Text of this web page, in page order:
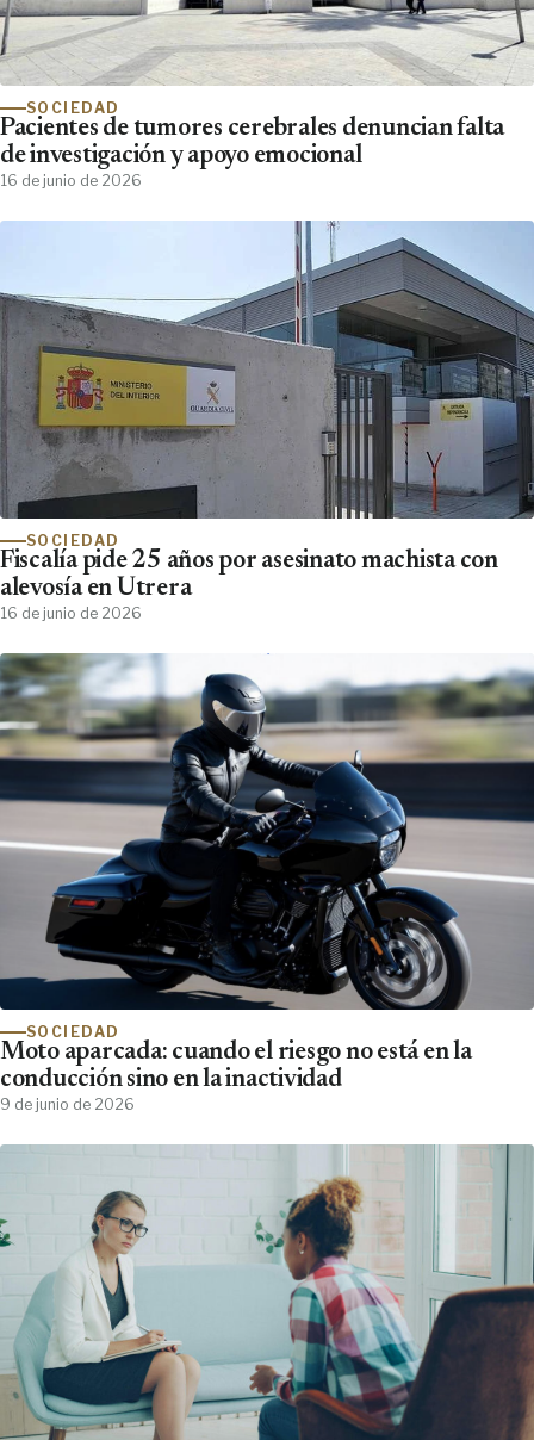
SOCIEDAD
Pacientes de tumores cerebrales denuncian falta
de investigación y apoyo emocional
16 de junio de 2026
SOCIEDAD
Fiscalía pide 25 años por asesinato machista con
alevosía en Utrera
16 de junio de 2026
SOCIEDAD
Moto aparcada: cuando el riesgo no está en la
conducción sino en la inactividad
9 de junio de 2026